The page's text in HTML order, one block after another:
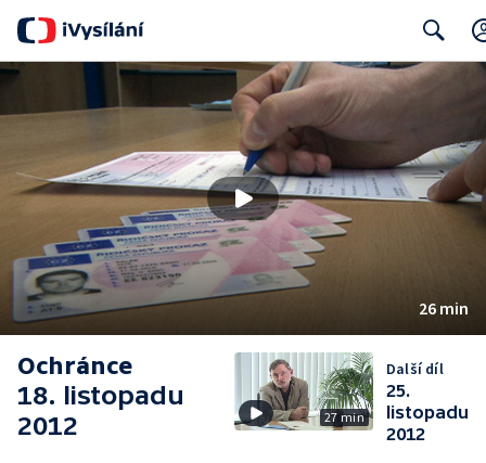
Search
26 min
Ochránce
18. listopadu
2012
27 min
Další díl
25.
listopadu
2012